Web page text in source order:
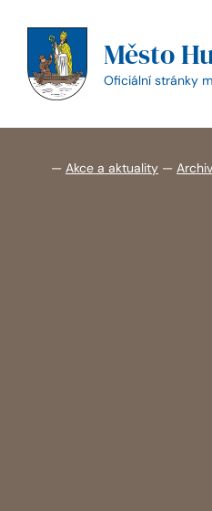
obsah
Město
Oficiální stránky
— Akce a aktuality — Archiv